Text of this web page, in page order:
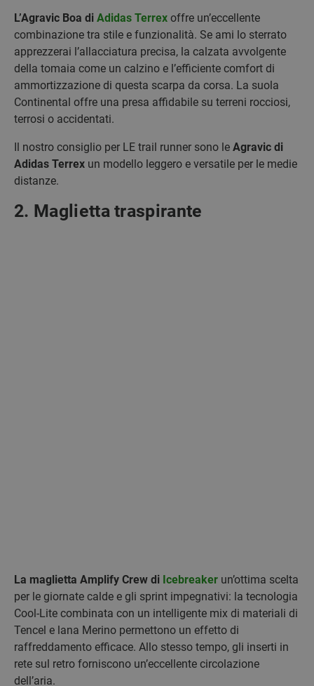
L’Agravic Boa di Adidas Terrex offre un’eccellente
combinazione tra stile e funzionalità. Se ami lo sterrato
apprezzerai l’allacciatura precisa, la calzata avvolgente
della tomaia come un calzino e l’efficiente comfort di
ammortizzazione di questa scarpa da corsa. La suola
Continental offre una presa affidabile su terreni rocciosi,
terrosi o accidentati.
Il nostro consiglio per LE trail runner sono le Agravic di
Adidas Terrex un modello leggero e versatile per le medie
distanze.
2. Maglietta traspirante
La maglietta Amplify Crew di Icebreaker un’ottima scelta
per le giornate calde e gli sprint impegnativi: la tecnologia
Cool-Lite combinata con un intelligente mix di materiali di
Tencel e lana Merino permettono un effetto di
raffreddamento efficace. Allo stesso tempo, gli inserti in
rete sul retro forniscono un’eccellente circolazione
dell’aria.